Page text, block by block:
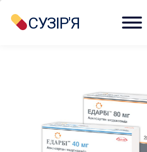
СУЗІР'Я Menu